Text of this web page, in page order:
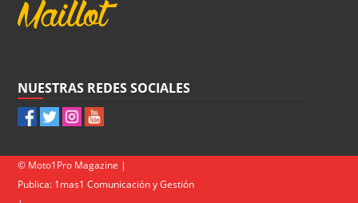
NUESTRAS REDES SOCIALES
© Moto1Pro Magazine |
Publica: 1mas1 Comunicación y Gestión